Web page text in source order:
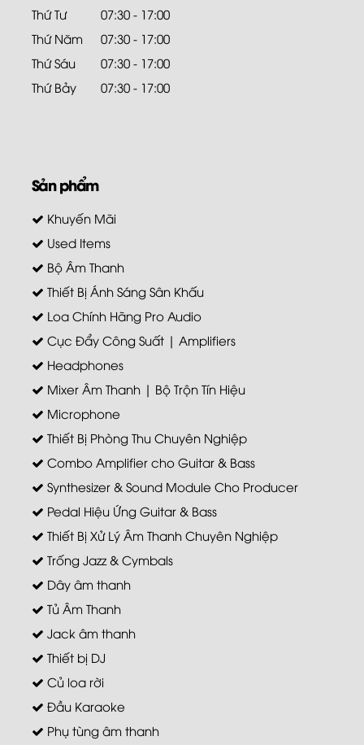
Thứ Tư
07:30 - 17:00
Thứ Năm
07:30 - 17:00
Thứ Sáu
07:30 - 17:00
Thứ Bảy
07:30 - 17:00
Sản phẩm
Khuyến Mãi
Used Items
Bộ Âm Thanh
Thiết Bị Ánh Sáng Sân Khấu
Loa Chính Hãng Pro Audio
Cục Đẩy Công Suất | Amplifiers
Headphones
Mixer Âm Thanh | Bộ Trộn Tín Hiệu
Microphone
Thiết Bị Phòng Thu Chuyên Nghiệp
Combo Amplifier cho Guitar & Bass
Synthesizer & Sound Module Cho Producer
Pedal Hiệu Ứng Guitar & Bass
Thiết Bị Xử Lý Âm Thanh Chuyên Nghiệp
Trống Jazz & Cymbals
Dây âm thanh
Tủ Âm Thanh
Jack âm thanh
Thiết bị DJ
Củ loa rời
Đầu Karaoke
Phụ tùng âm thanh